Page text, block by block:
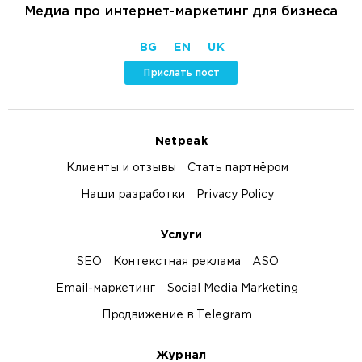
Медиа про интернет-маркетинг для бизнеса
BG EN UK
Прислать пост
Netpeak
Клиенты и отзывы Стать партнёром
Наши разработки Privacy Policy
Услуги
SEO Контекстная реклама ASO
Email-маркетинг Social Media Marketing
Продвижение в Telegram
Журнал